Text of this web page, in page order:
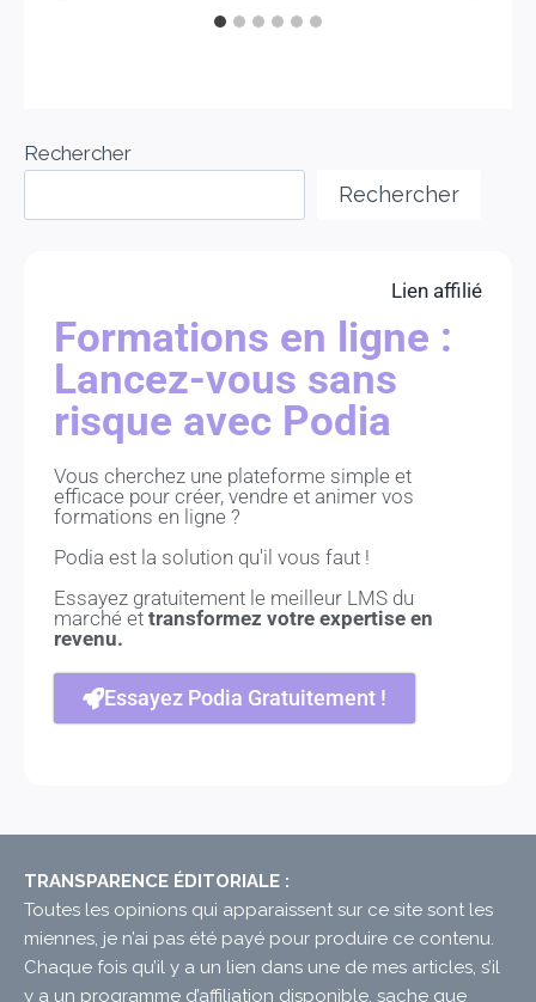
Rechercher
Rechercher
Lien affilié
Formations en ligne :
Lancez-vous sans
risque avec Podia
Vous cherchez une plateforme simple et
efficace pour créer, vendre et animer vos
formations en ligne ?
Podia est la solution qu'il vous faut !
Essayez gratuitement le meilleur LMS du
marché ettransformez votre expertise en
revenu.
Essayez Podia Gratuitement !
TRANSPARENCE ÉDITORIALE :
Toutes les opinions qui apparaissent sur ce site sont les
miennes, je n’ai pas été payé pour produire ce contenu.
Chaque fois qu’il y a un lien dans une de mes articles, s’il
y a un programme d’affiliation disponible, sache que